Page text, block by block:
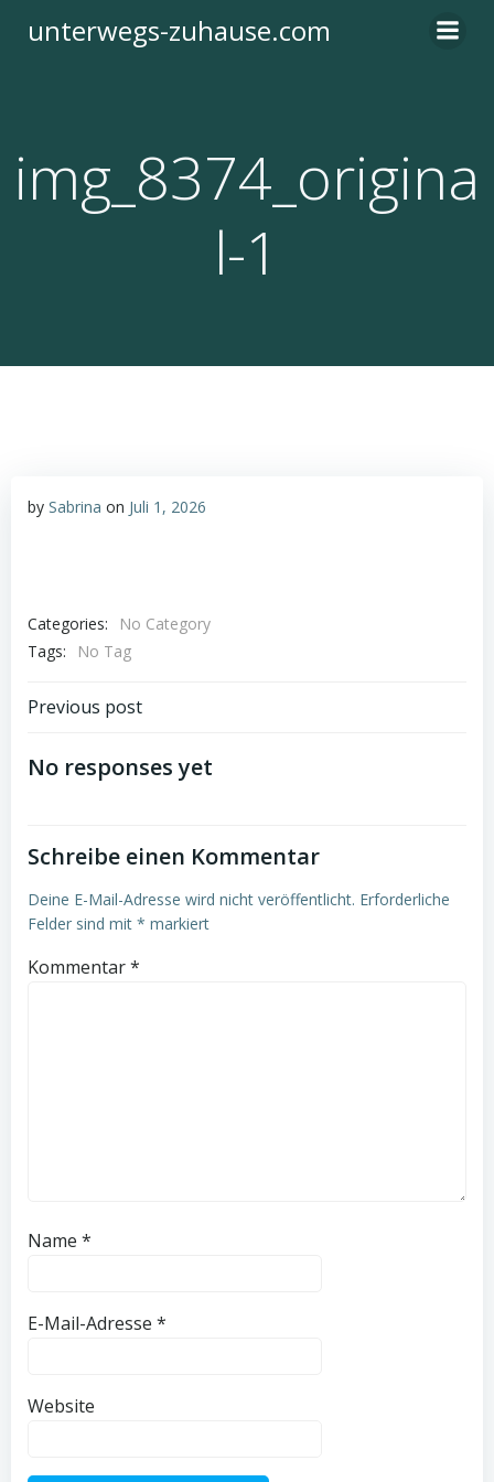
Inhalt
unterwegs-zuhause.com
img_8374_origina
l-1
by Sabrina on Juli 1, 2026
Categories:
No Category
Tags:
No Tag
Post
navigation
Previous post
No responses yet
Schreibe einen Kommentar
Deine E-Mail-Adresse wird nicht veröffentlicht. Erforderliche
Felder sind mit * markiert
Kommentar*
Name *
E-Mail-Adresse *
Website